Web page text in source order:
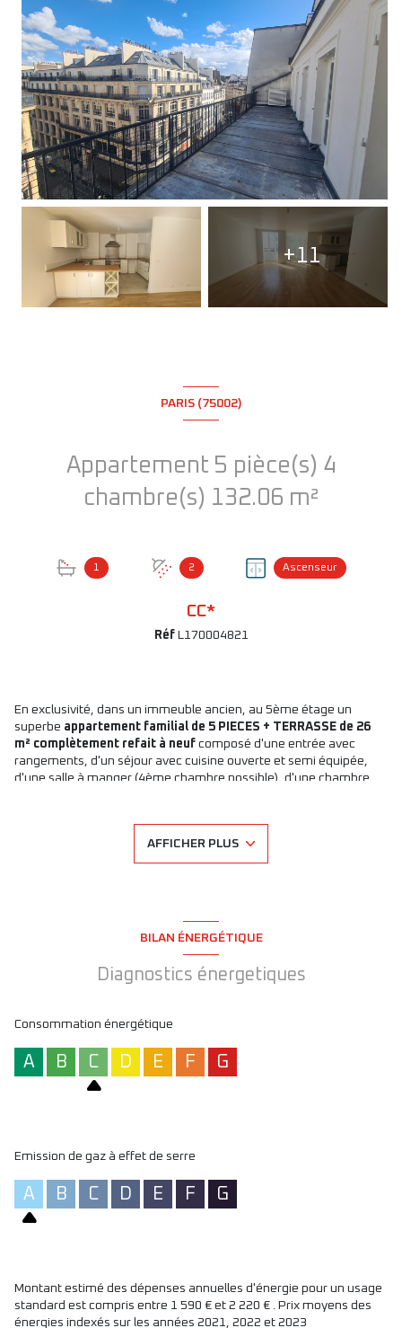
+11
PARIS (75002)
Appartement 5 pièce(s) 4
chambre(s) 132.06 m²
1 2 Ascenseur
CC*
Réf L170004821
En exclusivité, dans un immeuble ancien, au 5ème étage un
superbe appartement familial de 5 PIECES + TERRASSE de 26
m² complètement refait à neuf composé d'une entrée avec
rangements, d'un séjour avec cuisine ouverte et semi équipée,
d'une salle à manger (4ème chambre possible), d'une chambre
espace buanderie et 2 WC séparés. CLIMATISATION réversible.
Ascenceur. Gardien. Digicode. Surface habitable 132.06 m² +
4 560 €/mois/hc- Charges mensuelles : 225 € - Dépôt de
Si bail code civil, conditions exclues des champs d'application de la
loi du 6 juillet 1989. Voir barème agence.
Contact pour visites : AXIMMO PARIS 9
Les informations sur les risques auxquels ce bien est exposé sont
disponibles sur le site
Géorisques
AFFICHER PLUS
BILAN ÉNERGÉTIQUE
Diagnostics énergetiques
Consommation énergétique
A B C D E F G
Emission de gaz à effet de serre
A B C D E F G
Montant estimé des dépenses annuelles d'énergie pour un usage
standard est compris entre 1 590 € et 2 220 € . Prix moyens des
énergies indexés sur les années 2021, 2022 et 2023